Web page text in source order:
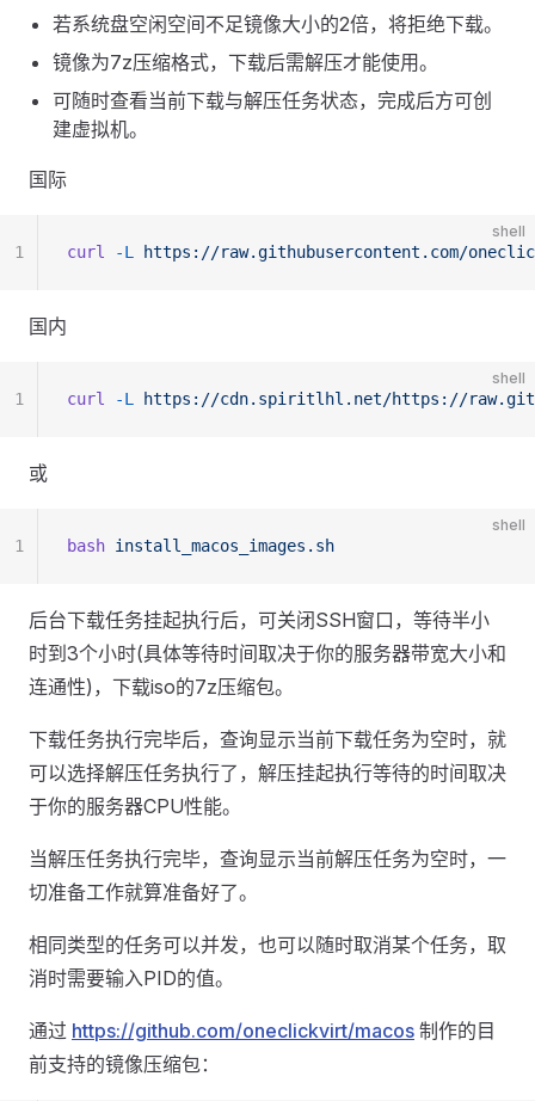
若系统盘空闲空间不足镜像大小的2倍，将拒绝下载。
镜像为7z压缩格式，下载后需解压才能使用。
可随时查看当前下载与解压任务状态，完成后方可创
建虚拟机。
国际
shell
curl -L https://raw.githubusercontent.com/
1
国内
shell
curl -L https://cdn.spiritlhl.net/https://
1
或
shell
bash install_macos_images.sh
1
后台下载任务挂起执行后，可关闭SSH窗口，等待半小
时到3个小时(具体等待时间取决于你的服务器带宽大小和
连通性)，下载iso的7z压缩包。
下载任务执行完毕后，查询显示当前下载任务为空时，就
可以选择解压任务执行了，解压挂起执行等待的时间取决
于你的服务器CPU性能。
当解压任务执行完毕，查询显示当前解压任务为空时，一
切准备工作就算准备好了。
相同类型的任务可以并发，也可以随时取消某个任务，取
消时需要输入PID的值。
通过 https://github.com/oneclickvirt/macos 制作的目
前支持的镜像压缩包：